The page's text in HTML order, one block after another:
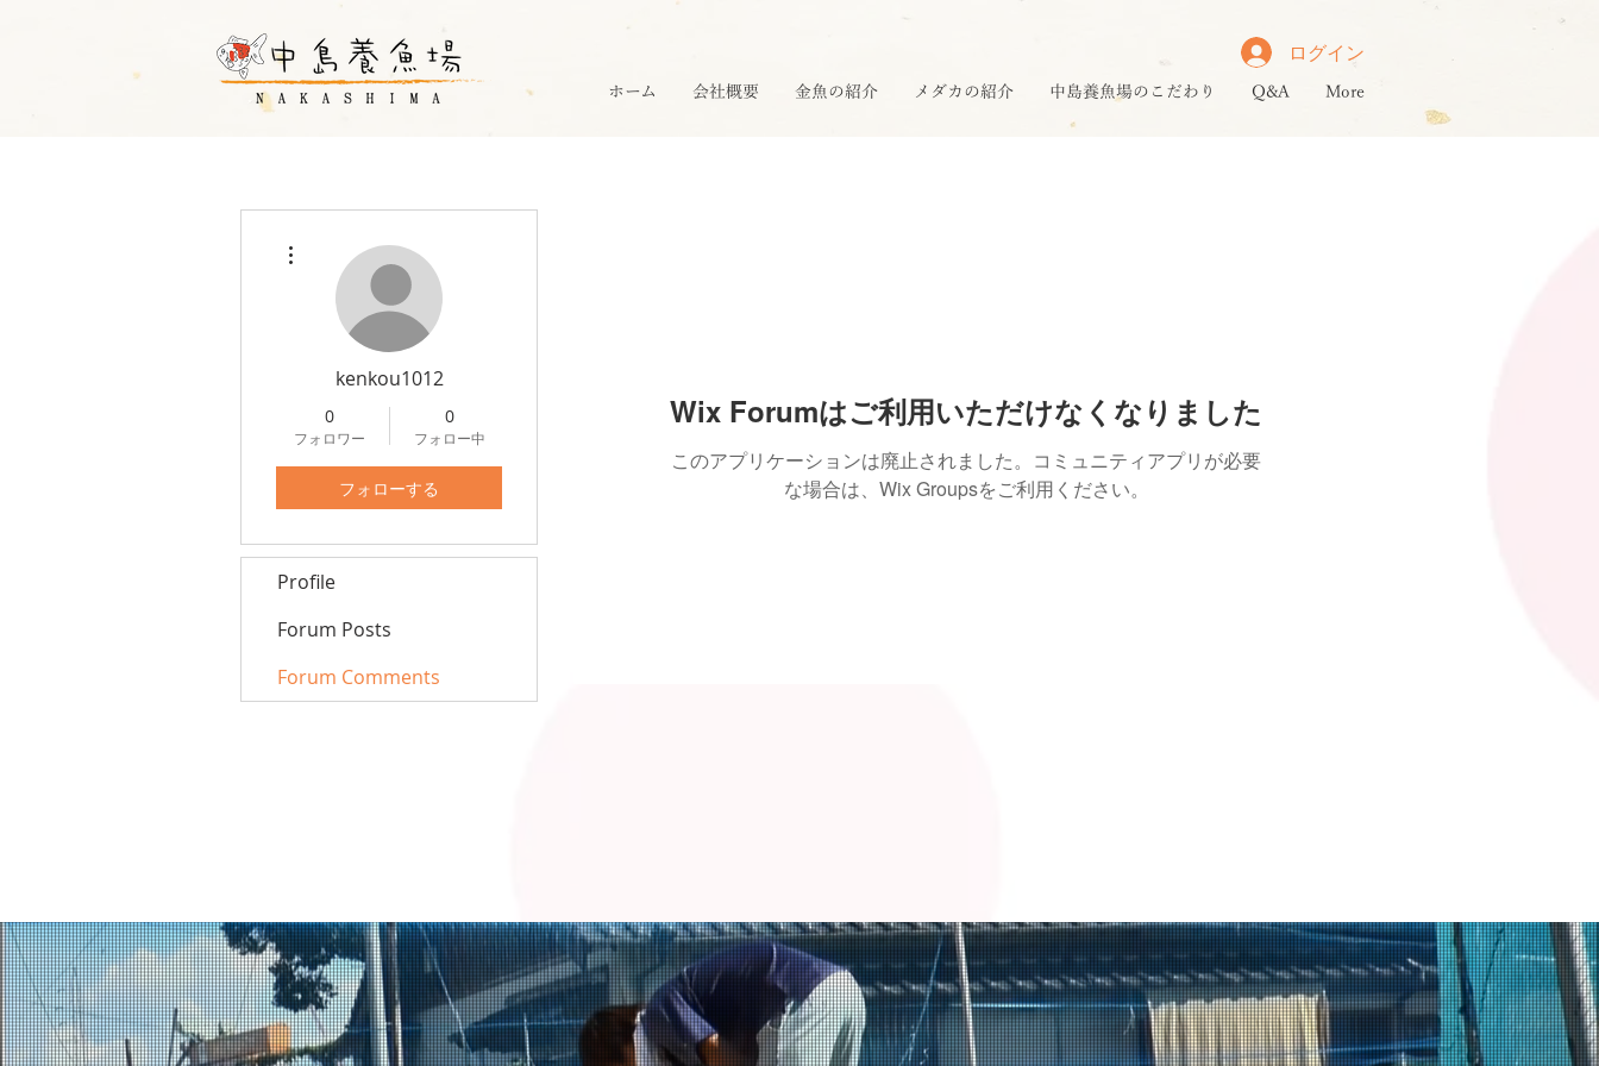
ログイン
ホーム 会社概要 金魚の紹介 メダカの紹介 中島養魚場のこだわり Q&A More
Wix Forumはご利用いただけなくなりました
このアプリケーションは廃止されました。コミュニティアプリが必要
な場合は、Wix Groupsをご利用ください。
kenkou1012
0
フォロワー
0
フォロー中
フォローする
Profile
Forum Posts
Forum Comments